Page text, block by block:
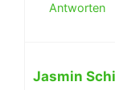
Antworten
Jasmin